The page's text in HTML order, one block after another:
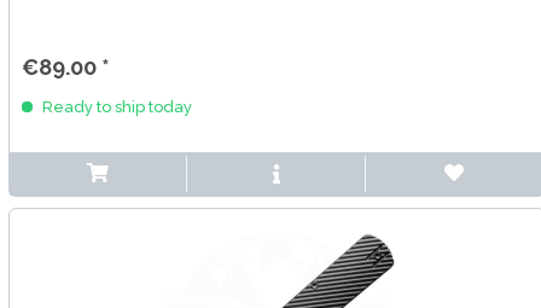
€89.00 *
Ready to ship today